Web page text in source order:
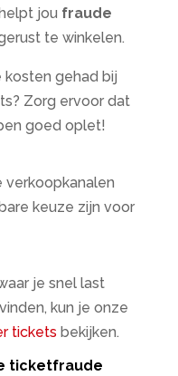
jou fraude
te winkelen.
kosten gehad bij
Zorg ervoor dat
goed oplet!
verkoopkanalen
keuze zijn voor
je snel last
kun je onze
tickets bekijken.
ticketfraude